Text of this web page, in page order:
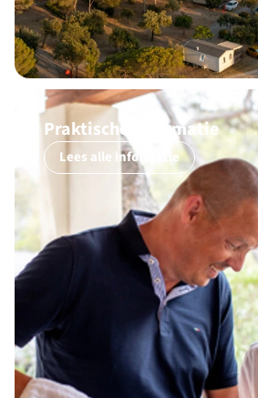
Praktische informatie
Lees alle informatie